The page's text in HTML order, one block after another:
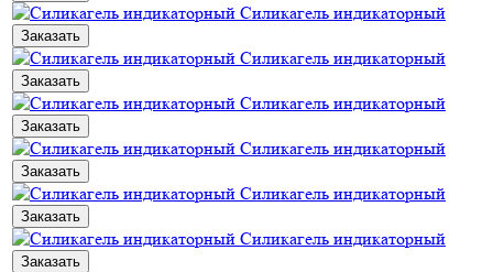
Силикагель индикаторный
Заказать
Силикагель индикаторный
Заказать
Силикагель индикаторный
Заказать
Силикагель индикаторный
Заказать
Силикагель индикаторный
Заказать
Силикагель индикаторный
Заказать